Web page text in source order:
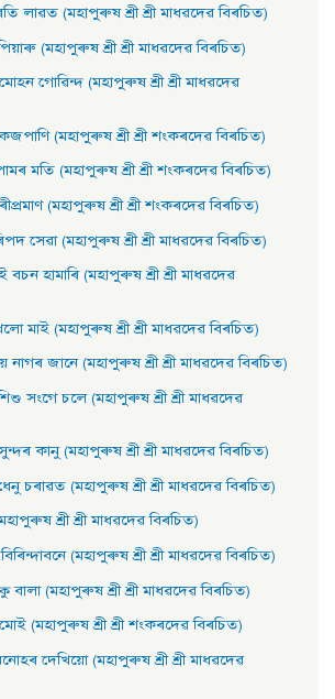
লাৱত (মহাপুৰুষ শ্ৰী শ্ৰী মাধৱদেৱ বিৰচিত)
(মহাপুৰুষ শ্ৰী শ্ৰী মাধৱদেৱ বিৰচিত)
গােৱিন্দ (মহাপুৰুষ শ্ৰী শ্ৰী মাধৱদেৱ
(মহাপুৰুষ শ্ৰী শ্ৰী শংকৰদেৱ বিৰচিত)
মতি (মহাপুৰুষ শ্ৰী শ্ৰী শংকৰদেৱ বিৰচিত)
(মহাপুৰুষ শ্ৰী শ্ৰী শংকৰদেৱ বিৰচিত)
সেৱা (মহাপুৰুষ শ্ৰী শ্ৰী মাধৱদেৱ বিৰচিত)
বচন হামাৰি (মহাপুৰুষ শ্ৰী শ্ৰী মাধৱদেৱ
মাই (মহাপুৰুষ শ্ৰী শ্ৰী মাধৱদেৱ বিৰচিত)
নাগৰ জানে (মহাপুৰুষ শ্ৰী শ্ৰী মাধৱদেৱ বিৰচিত)
সংগে চলে (মহাপুৰুষ শ্ৰী শ্ৰী মাধৱদেৱ
কানু (মহাপুৰুষ শ্ৰী শ্ৰী মাধৱদেৱ বিৰচিত)
চৰাৱত (মহাপুৰুষ শ্ৰী শ্ৰী মাধৱদেৱ বিৰচিত)
শ্ৰী শ্ৰী মাধৱদেৱ বিৰচিত)
(মহাপুৰুষ শ্ৰী শ্ৰী মাধৱদেৱ বিৰচিত)
(মহাপুৰুষ শ্ৰী শ্ৰী মাধৱদেৱ বিৰচিত)
(মহাপুৰুষ শ্ৰী শ্ৰী শংকৰদেৱ বিৰচিত)
দেখিয়াে (মহাপুৰুষ শ্ৰী শ্ৰী মাধৱদেৱ